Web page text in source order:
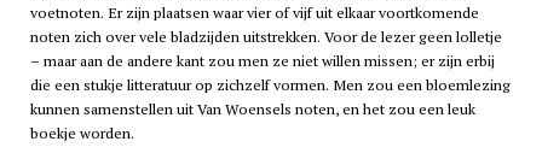
voetnoten. Er zijn plaatsen waar vier of vijf uit elkaar voortkomende
noten zich over vele bladzijden uitstrekken. Voor de lezer geen lolletje
– maar aan de andere kant zou men ze niet willen missen; er zijn erbij
die een stukje litteratuur op zichzelf vormen. Men zou een bloemlezing
kunnen samenstellen uit Van Woensels noten, en het zou een leuk
boekje worden.